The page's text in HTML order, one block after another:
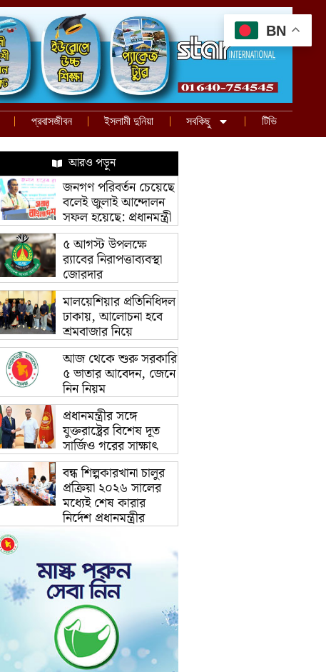
প্রবাসজীবন ইসলামী দুনিয়া সবকিছু টিভি
আরও পড়ুন
জনগণ পরিবর্তন চেয়েছে
বলেই জুলাই আন্দোলন
সফল হয়েছে: প্রধানমন্ত্রী
৫ আগস্ট উপলক্ষে
র‌্যাবের নিরাপত্তাব্যবস্থা
জোরদার
মালয়েশিয়ার প্রতিনিধিদল
ঢাকায়, আলোচনা হবে
শ্রমবাজার নিয়ে
আজ থেকে শুরু সরকারি
৫ ভাতার আবেদন, জেনে
নিন নিয়ম
প্রধানমন্ত্রীর সঙ্গে
যুক্তরাষ্ট্রের বিশেষ দূত
সার্জিও গরের সাক্ষাৎ
বন্ধ শিল্পকারখানা চালুর
প্রক্রিয়া ২০২৬ সালের
মধ্যেই শেষ কারার
নির্দেশ প্রধানমন্ত্রীর
BN